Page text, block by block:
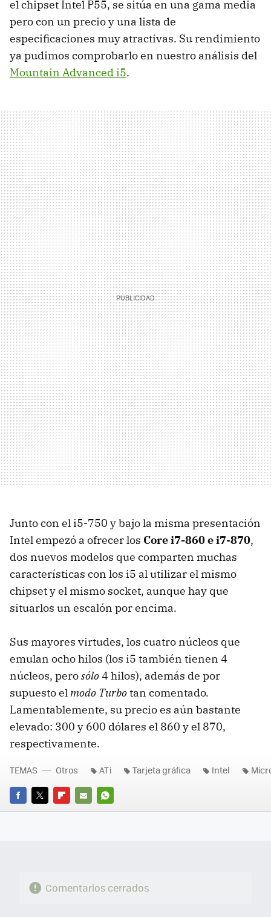
el chipset Intel P55, se sitúa en una gama media
pero con un precio y una lista de
especificaciones muy atractivas. Su rendimiento
ya pudimos comprobarlo en nuestro análisis del
Mountain Advanced i5.
Junto con el i5-750 y bajo la misma presentación
Intel empezó a ofrecer los Core i7-860 e i7-870,
dos nuevos modelos que comparten muchas
características con los i5 al utilizar el mismo
chipset y el mismo socket, aunque hay que
situarlos un escalón por encima.
Sus mayores virtudes, los cuatro núcleos que
emulan ocho hilos (los i5 también tienen 4
núcleos, perosólo4 hilos), además de por
supuesto elmodo Turbotan comentado.
Lamentablemente, su precio es aún bastante
elevado: 300 y 600 dólares el 860 y el 870,
respectivamente.
FACEBOOK
TWITTERFLIPBOARD
E-
WHATSAPP
TEMAS Otros ATi Tarjeta gráfica Intel
Comentarios cerrados